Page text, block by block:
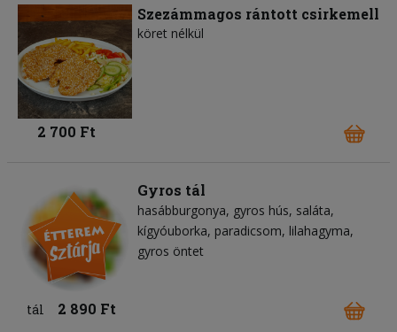
Szezámmagos rántott csirkemell
köret nélkül
2 700 Ft
Gyros tál
hasábburgonya gyros hús saláta
kígyóuborka paradicsom lilahagyma
gyros öntet
tál 2 890 Ft